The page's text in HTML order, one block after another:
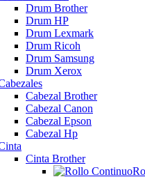
Drum Brother
Drum HP
Drum Lexmark
Drum Ricoh
Drum Samsung
Drum Xerox
Cabezal Brother
Cabezal Canon
Cabezal Epson
Cabezal Hp
Cinta Brother